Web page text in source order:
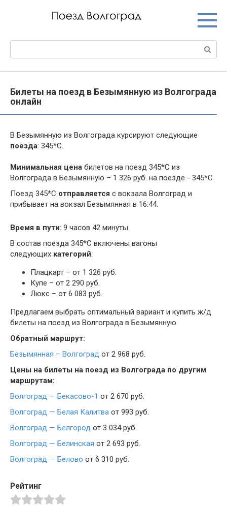
Билеты на поезд в Безымянную из Волгограда
онлайн
В Безымянную из Волгограда курсируют следующие
поезда: 345*С.
Минимальная цена билетов на поезд 345*С из
Волгограда в Безымянную – 1 326 руб. на поезде - 345*С
Поезд 345*С отправляется с вокзала Волгоград и
прибывает на вокзал Безымянная в 16:44.
Время в пути: 9 часов 42 минуты.
В состав поезда 345*С включены вагоны
следующих категорий:
Плацкарт – от 1 326 руб.
Купе – от 2 290 руб.
Люкс – от 6 083 руб.
Предлагаем выбрать оптимальный вариант и купить ж/д
билеты на поезд из Волгограда в Безымянную.
Обратный маршрут:
Безымянная – Волгоград от 2 968 руб.
Цены на билеты на поезд из Волгограда по другим
маршрутам:
Волгоград — Бекасово-1 от 2 670 руб.
Волгоград — Белая Калитва от 993 руб.
Волгоград — Белгород от 3 034 руб.
Волгоград — Белинская от 2 693 руб.
Волгоград — Белово от 6 310 руб.
Рейтинг